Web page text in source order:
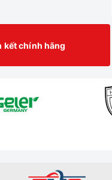
khăn
phòng
kết chính hãng